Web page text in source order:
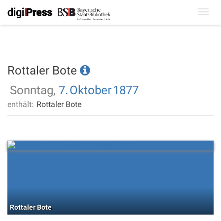
Rottaler Bote
Sonntag, 7.Oktober1877
enthält: Rottaler Bote
Rottaler Bote